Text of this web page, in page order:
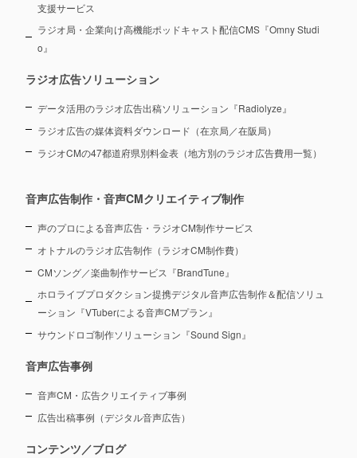
支援サービス
ラジオ局・企業向け高機能ポッドキャスト配信CMS『Omny Studi
o』
ラジオ広告ソリューション
データ活用のラジオ広告出稿ソリューション『Radiolyze』
ラジオ広告の媒体資料ダウンロード（在京局／在阪局）
ラジオCMの47都道府県別料金表（地方別のラジオ広告費用一覧）
音声広告制作・音声CMクリエイティブ制作
声のプロによる音声広告・ラジオCM制作サービス
オトナルのラジオ広告制作（ラジオCM制作費）
CMソング／楽曲制作サービス『BrandTune』
ホロライブプロダクション提携デジタル音声広告制作＆配信ソリュ
ーション 『VTuberによる音声CMプラン』
サウンドロゴ制作ソリューション『Sound Sign』
音声広告事例
音声CM・広告クリエイティブ事例
広告出稿事例（デジタル音声広告）
コンテンツ／ブログ